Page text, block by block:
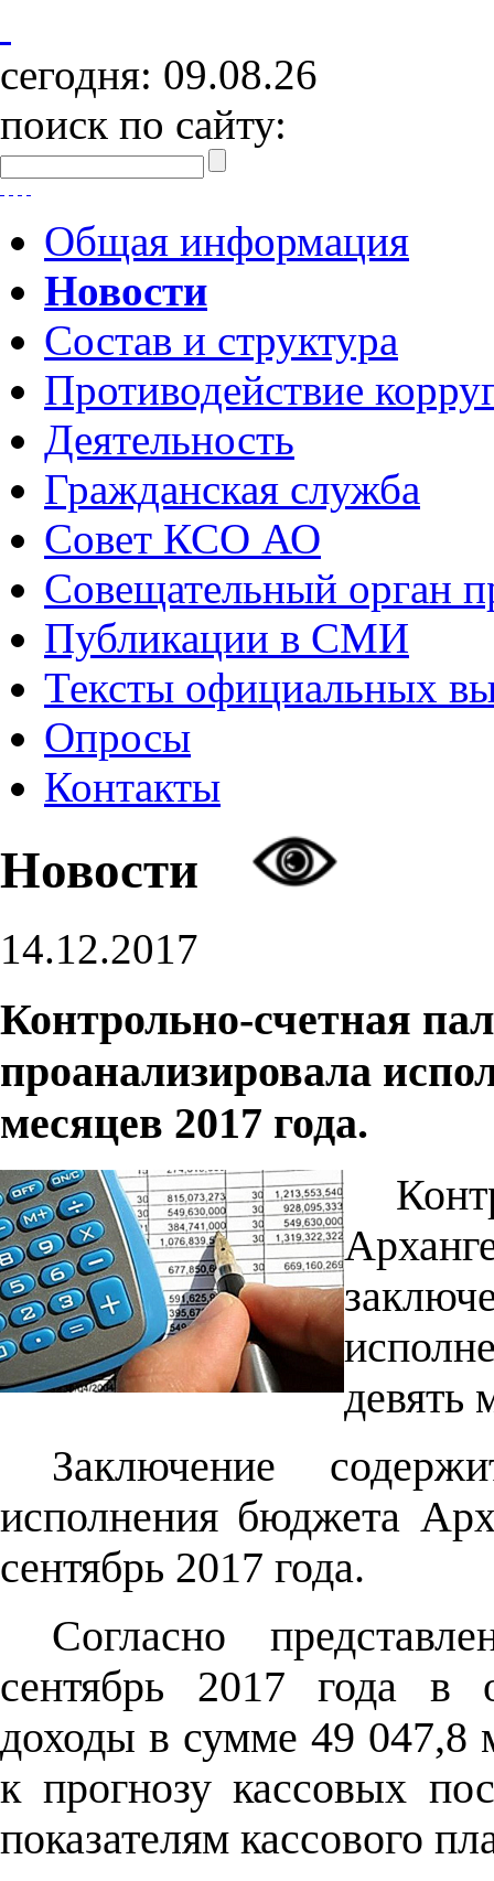
сегодня: 09.08.26
поиск по сайту:
Общая информация
Новости
Состав и структура
Противодействие
Деятельность
Гражданская служба
Совет КСО АО
Совещательный орган
Публикации в СМИ
Тексты официальных
Опросы
Контакты
Новости
14.12.2017
Контрольно-счетная
проанализировала
месяцев 2017 года.
девять
Заключение
исполнения бюджета
сентябрь 2017 года.
Согласно
сентябрь 2017 года в
доходы в сумме 49 047,8
к прогнозу кассовых
показателям кассового